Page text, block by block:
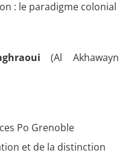
: le paradigme colonial
(Al Akhawayn
Po Grenoble
et de la distinction